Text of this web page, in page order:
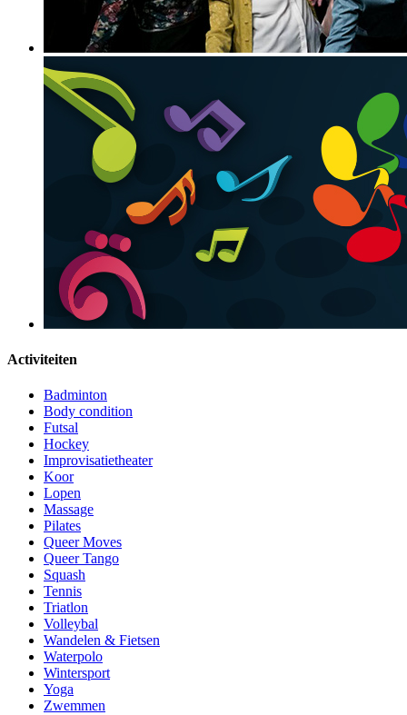
Activiteiten
Badminton
Body condition
Futsal
Hockey
Improvisatietheater
Koor
Lopen
Massage
Pilates
Queer Moves
Queer Tango
Squash
Tennis
Triatlon
Volleybal
Wandelen & Fietsen
Waterpolo
Wintersport
Yoga
Zwemmen